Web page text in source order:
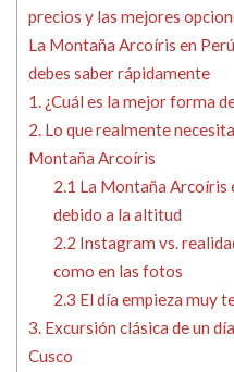
precios y las mejores
La Montaña Arcoíris en
debes saber rápidamente
1. ¿Cuál es la mejor forma
2. Lo que realmente
Montaña Arcoíris
2.1 La Montaña Arcoíris
debido a la altitud
2.2 Instagram vs.
como en las fotos
2.3 El día empieza muy
3. Excursión clásica de un
Cusco